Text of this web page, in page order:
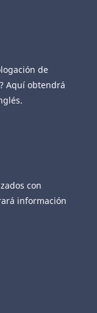
de
Aquí obtendrá
con
información